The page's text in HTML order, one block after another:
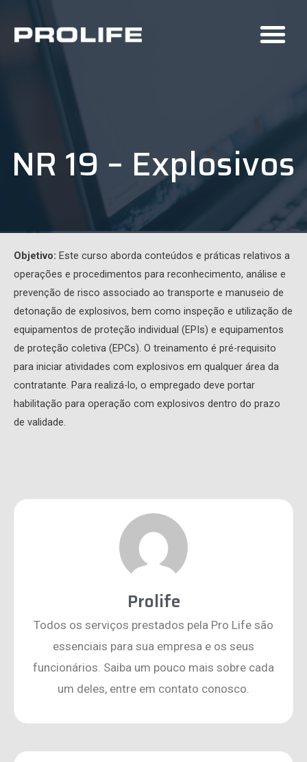
NR 19 – Explosivos
Objetivo: Este curso aborda conteúdos e práticas relativos a
operações e procedimentos para reconhecimento, análise e
prevenção de risco associado ao transporte e manuseio de
detonação de explosivos, bem como inspeção e utilização de
equipamentos de proteção individual (EPIs) e equipamentos
de proteção coletiva (EPCs). O treinamento é pré-requisito
para iniciar atividades com explosivos em qualquer área da
contratante. Para realizá-lo, o empregado deve portar
habilitação para operação com explosivos dentro do prazo
de validade.
Prolife
Todos os serviços prestados pela Pro Life são
essenciais para sua empresa e os seus
funcionários. Saiba um pouco mais sobre cada
um deles, entre em contato conosco.